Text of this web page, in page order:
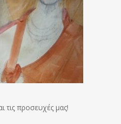
τις προσευχές μας!